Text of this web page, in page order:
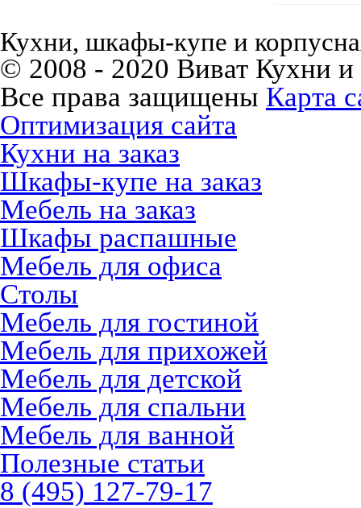
Кухни, шкафы-купе и
© 2008 - 2020 Виват Кухни
Все права защищены Карта
Оптимизация сайта
Кухни на заказ
Шкафы-купе на заказ
Мебель на заказ
Шкафы распашные
Мебель для офиса
Столы
Мебель для гостиной
Мебель для прихожей
Мебель для детской
Мебель для спальни
Мебель для ванной
Полезные статьи
8 (495) 127-79-17